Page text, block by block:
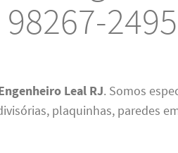
2495
Leal RJ. Somos
plaquinhas, paredes